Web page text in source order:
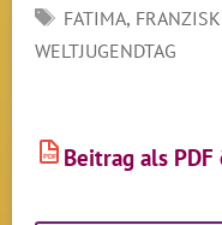
SCHLAGWÖRTER
FATIMA,
WELTJUGENDTAG
PDF Beitrag als